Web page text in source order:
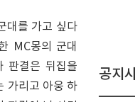
대를 가고 싶다
MC몽의 군대
판결은 뒤집을
가리고 아웅 하
공지